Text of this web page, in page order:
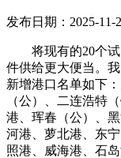
发布日期：2025-11-
将现有的20个试
件供给更大便当。
新增港口名单如下
（公）、二连浩特
港、珲春（公）、
河港、萝北港、东
照港、威海港、石